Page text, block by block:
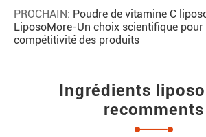
PROCHAIN: Poudre de vitamine C
LiposoMore-Un choix scientifique
compétitivité des produits
Ingrédients
recomments